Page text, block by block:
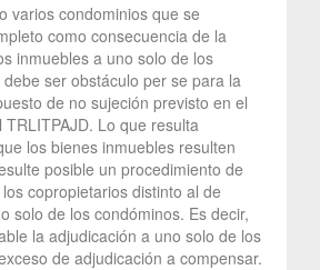
varios condominios que se
como consecuencia de la
inmuebles a uno solo de los
ser obstáculo per se para la
de no sujeción previsto en el
Lo que resulta
los bienes inmuebles resulten
posible un procedimiento de
copropietarios distinto al de
solo de los condóminos. Es decir,
la adjudicación a uno solo de los
de adjudicación a compensar.